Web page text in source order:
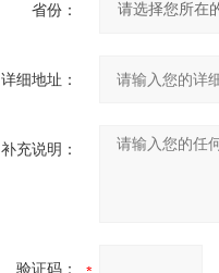
省份：
详细地址：
补充说明：
验证码：